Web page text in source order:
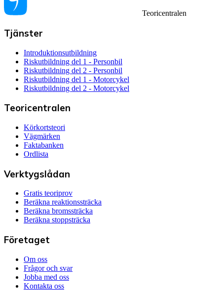
Teoricentralen
Tjänster
Introduktionsutbildning
Riskutbildning del 1 - Personbil
Riskutbildning del 2 - Personbil
Riskutbildning del 1 - Motorcykel
Riskutbildning del 2 - Motorcykel
Teoricentralen
Körkortsteori
Vägmärken
Faktabanken
Ordlista
Verktygslådan
Gratis teoriprov
Beräkna reaktionssträcka
Beräkna bromssträcka
Beräkna stoppsträcka
Företaget
Om oss
Frågor och svar
Jobba med oss
Kontakta oss